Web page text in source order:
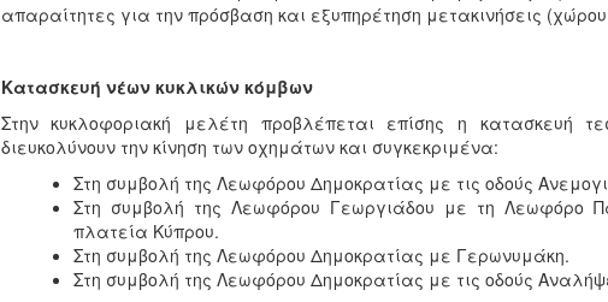
απαραίτητες για την πρόσβαση και εξυπηρέτηση μετακινήσεις
Κατασκευή νέων κυκλικών κόμβων
Στην κυκλοφοριακή μελέτη προβλέπεται επίσης η κατασκευή
διευκολύνουν την κίνηση των οχημάτων και συγκεκριμένα:
Στη συμβολή της Λεωφόρου Δημοκρατίας με τις οδούς
Στη συμβολή της Λεωφόρου Γεωργιάδου με τη Λεωφόρο
πλατεία Κύπρου.
Στη συμβολή της Λεωφόρου Δημοκρατίας με Γερωνυμάκη.
Στη συμβολή της Λεωφόρου Δημοκρατίας με τις οδούς